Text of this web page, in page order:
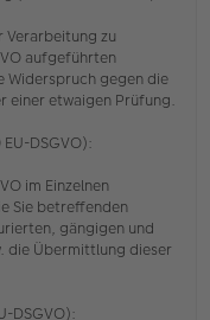
Verarbeitung zu
aufgeführten
Widerspruch gegen die
einer etwaigen Prüfung.
DSGVO):
im Einzelnen
Sie betreffenden
gängigen und
die Übermittlung dieser
DSGVO):